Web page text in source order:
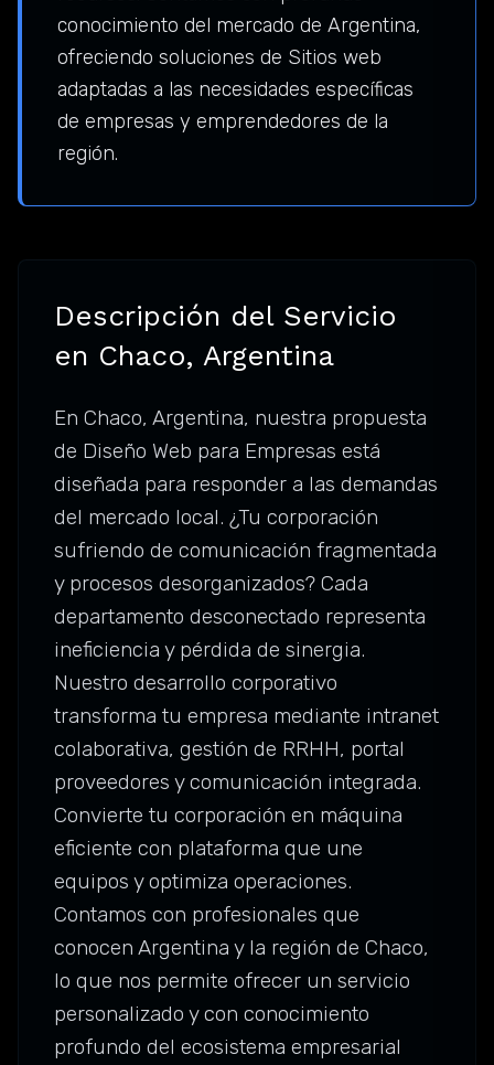
conocimiento del mercado de Argentina,
ofreciendo soluciones de Sitios web
adaptadas a las necesidades específicas
de empresas y emprendedores de la
región.
Descripción del Servicio
en Chaco, Argentina
En Chaco, Argentina, nuestra propuesta
de Diseño Web para Empresas está
diseñada para responder a las demandas
del mercado local. ¿Tu corporación
sufriendo de comunicación fragmentada
y procesos desorganizados? Cada
departamento desconectado representa
ineficiencia y pérdida de sinergia.
Nuestro desarrollo corporativo
transforma tu empresa mediante intranet
colaborativa, gestión de RRHH, portal
proveedores y comunicación integrada.
Convierte tu corporación en máquina
eficiente con plataforma que une
equipos y optimiza operaciones.
Contamos con profesionales que
conocen Argentina y la región de Chaco,
lo que nos permite ofrecer un servicio
personalizado y con conocimiento
profundo del ecosistema empresarial